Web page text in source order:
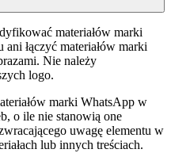
materiałów marki
łączyć materiałów marki
Nie należy
logo.
marki WhatsApp w
o ile nie stanowią one
uwagę elementu w
lub innych treściach.